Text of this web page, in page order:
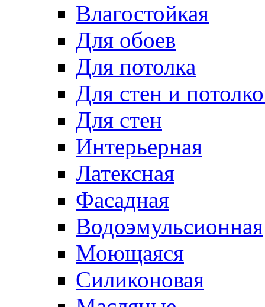
Влагостойкая
Для обоев
Для потолка
Для стен и
Для стен
Интерьерная
Латексная
Фасадная
Водоэмульсионная
Моющаяся
Силиконовая